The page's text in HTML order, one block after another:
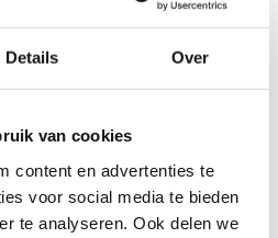
Details Over
van cookies
content en advertenties te
voor social media te bieden
te analyseren. Ook delen we
& Ginger 370ml